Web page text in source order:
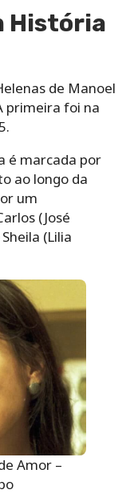
História
de Manoel
primeira foi na
é marcada por
ao longo da
um
(José
(Lilia
Amor –